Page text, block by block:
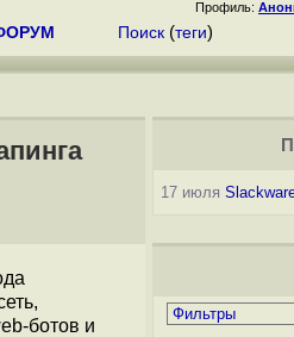
Профиль:
Поиск (теги)
ботов и
17 июля